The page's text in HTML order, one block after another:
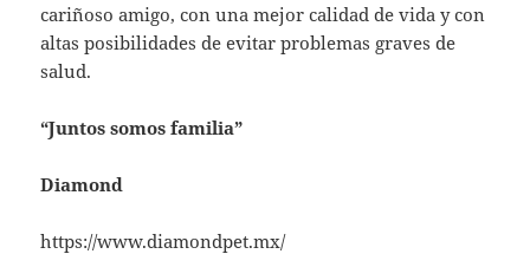
cariñoso amigo, con una mejor calidad de vida y con
altas posibilidades de evitar problemas graves de
salud.
“Juntos somos familia”
Diamond
https://www.diamondpet.mx/